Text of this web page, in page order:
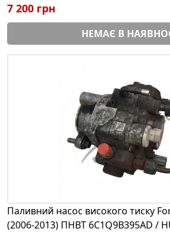
7 200 грн
НЕМАЄ В
Паливний насос високого тиску
(2006-2013) ПНВТ 6C1Q9B395AD /